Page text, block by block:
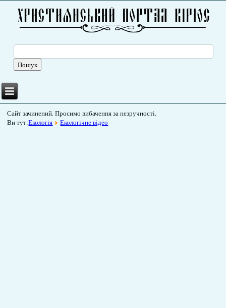
Сайт зачинений. Просимо вибачення за незручності.
Ви тут:Екологія Екологічне відео